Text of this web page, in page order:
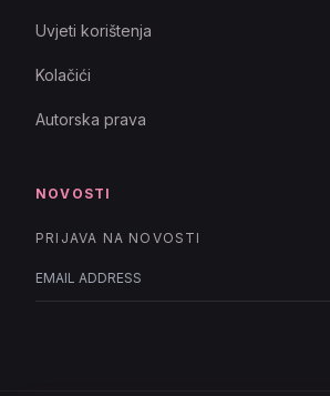
Uvjeti korištenja
Kolačići
Autorska prava
NOVOSTI
PRIJAVA NA NOVOSTI